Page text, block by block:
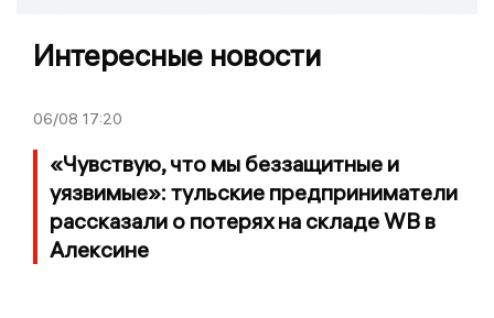
Интересные новости
06/08 17:20
«Чувствую, что мы беззащитные и
уязвимые»: тульские предприниматели
рассказали о потерях на складе WB в
Алексине